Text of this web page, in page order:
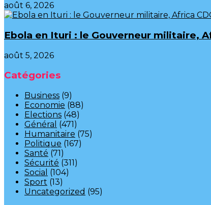
août 6, 2026
Ebola en Ituri : le Gouverneur militaire,
août 5, 2026
Catégories
Business (9)
Economie (88)
Elections (48)
Général (471)
Humanitaire (75)
Politique (167)
Santé (71)
Sécurité (311)
Social (104)
Sport (13)
Uncategorized (95)